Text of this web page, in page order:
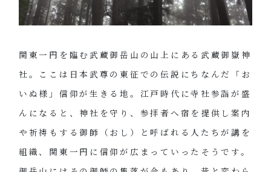
関東一円を臨む武蔵御岳山の山上にある武蔵御嶽神
社。ここは日本武尊の東征での伝説にちなんだ「お
いぬ様」信仰が生きる地。江戸時代に寺社参詣が盛
んになると、神社を守り、参拝者へ宿を提供し案内
や祈祷もする御師（おし）と呼ばれる人たちが講を
組織、関東一円に信仰が広まっていったそうです。